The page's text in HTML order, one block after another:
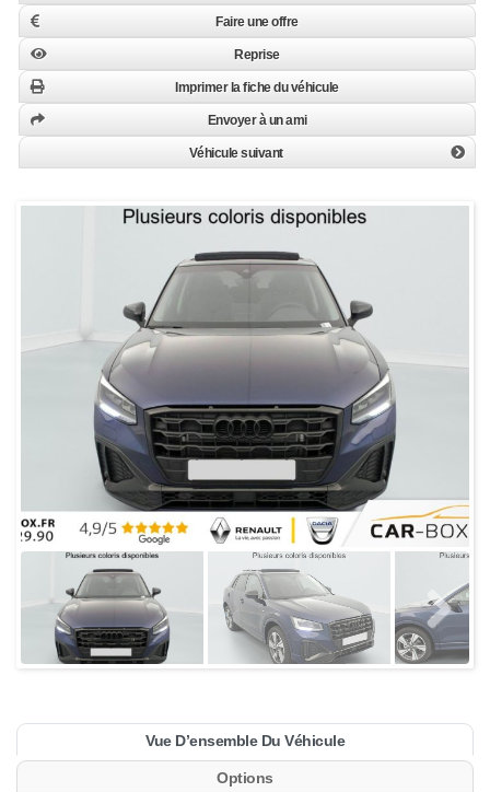
Faire une offre
Reprise
Imprimer la fiche du véhicule
Envoyer à un ami
Véhicule suivant
Vue D’ensemble Du Véhicule
Options